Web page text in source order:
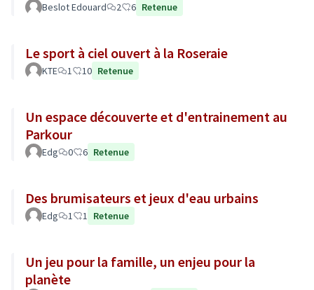
Beslot Edouard 2 6 Retenue
Le sport à ciel ouvert à la Roseraie
KTE 1 10 Retenue
Un espace découverte et d'entrainement au
Parkour
Edg 0 6 Retenue
Des brumisateurs et jeux d'eau urbains
Edg 1 1 Retenue
Un jeu pour la famille, un enjeu pour la
planète